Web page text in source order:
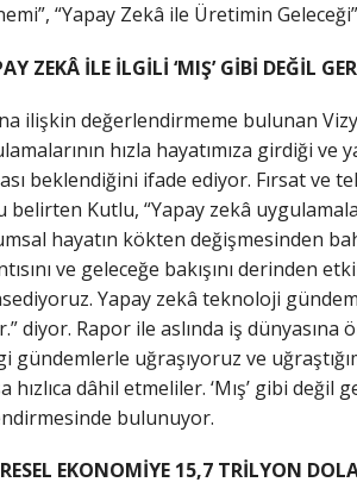
“Yapay Zekâ ile Üretimin
ZEKÂ İLE İLGİLİ ‘MIŞ’ GİBİ DEĞİL
ilişkin değerlendirmeme bulunan
hızla hayatımıza girdiği
beklendiğini ifade ediyor. Fırsat ve
Kutlu, “Yapay zekâ
hayatın kökten değişmesinden
ve geleceğe bakışını
Yapay zekâ teknoloji
diyor. Rapor ile aslında iş
gündemlerle uğraşıyoruz ve
hızlıca dâhil etmeliler. ‘Mış’ gibi
bulunuyor.
EKONOMİYE 15,7 TRİLYON